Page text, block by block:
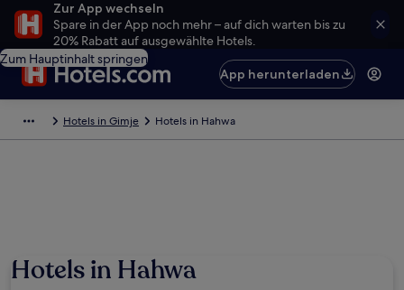
Zur App wechseln
Spare in der App noch mehr – auf dich warten bis zu
20% Rabatt auf ausgewählte Hotels.
Zum Hauptinhalt springen
App herunterladen
Hotels in Gimje Hotels in Hahwa
Hotels in Hahwa